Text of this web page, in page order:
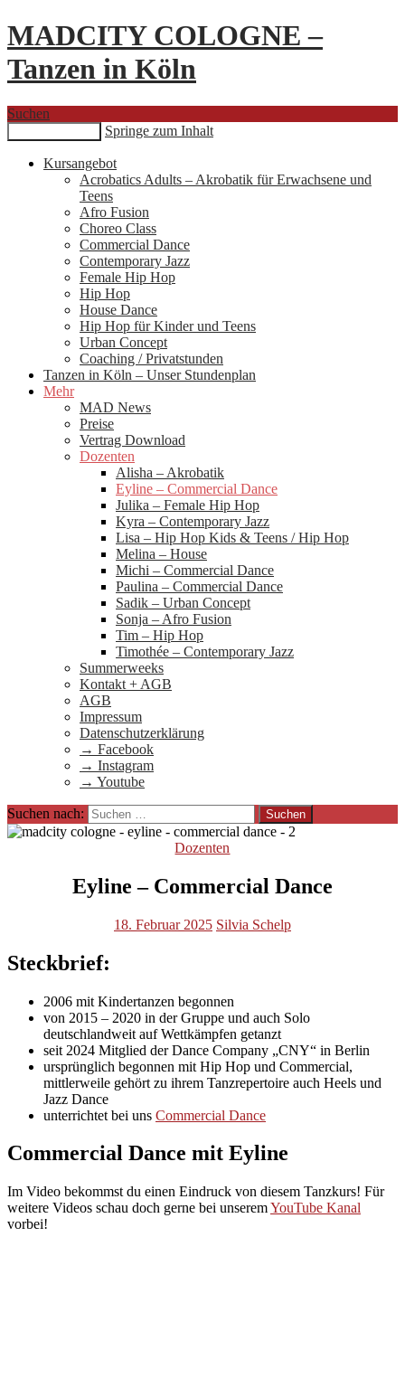
MADCITY COLOGNE –
Tanzen in Köln
Suchen
Springe zum Inhalt
Kursangebot
Acrobatics Adults – Akrobatik für Erwachsene und
Teens
Afro Fusion
Choreo Class
Commercial Dance
Contemporary Jazz
Female Hip Hop
Hip Hop
House Dance
Hip Hop für Kinder und Teens
Urban Concept
Coaching / Privatstunden
Tanzen in Köln – Unser Stundenplan
Mehr
MAD News
Preise
Vertrag Download
Dozenten
Alisha – Akrobatik
Eyline – Commercial Dance
Julika – Female Hip Hop
Kyra – Contemporary Jazz
Lisa – Hip Hop Kids & Teens / Hip Hop
Melina – House
Michi – Commercial Dance
Paulina – Commercial Dance
Sadik – Urban Concept
Sonja – Afro Fusion
Tim – Hip Hop
Timothée – Contemporary Jazz
Summerweeks
Kontakt + AGB
AGB
Impressum
Datenschutzerklärung
→ Facebook
→ Instagram
→ Youtube
Suchen nach:
Dozenten
Eyline – Commercial Dance
18. Februar 2025 Silvia Schelp
Steckbrief:
2006 mit Kindertanzen begonnen
von 2015 – 2020 in der Gruppe und auch Solo
deutschlandweit auf Wettkämpfen getanzt
seit 2024 Mitglied der Dance Company „CNY“ in Berlin
ursprünglich begonnen mit Hip Hop und Commercial,
mittlerweile gehört zu ihrem Tanzrepertoire auch Heels und
Jazz Dance
unterrichtet bei uns Commercial Dance
Commercial Dance mit Eyline
Im Video bekommst du einen Eindruck von diesem Tanzkurs! Für
weitere Videos schau doch gerne bei unseremYouTube Kanal
vorbei!